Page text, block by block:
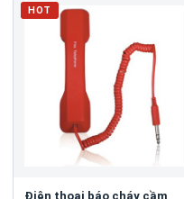
HOT
Điện thoại báo cháy cầm